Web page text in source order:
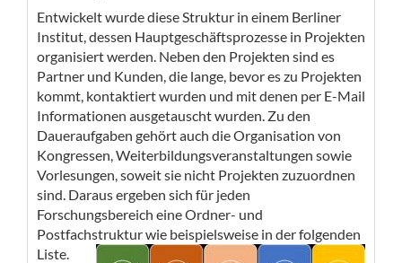
Entwickelt wurde diese Struktur in einem Berliner
Institut, dessen Hauptgeschäftsprozesse in Projekten
organisiert werden. Neben den Projekten sind es
Partner und Kunden, die lange, bevor es zu Projekten
kommt, kontaktiert wurden und mit denen per E-Mail
Informationen ausgetauscht wurden. Zu den
Daueraufgaben gehört auch die Organisation von
Kongressen, Weiterbildungsveranstaltungen sowie
Vorlesungen, soweit sie nicht Projekten zuzuordnen
sind. Daraus ergeben sich für jeden
Forschungsbereich eine Ordner- und
Postfachstruktur wie beispielsweise in der folgenden
Liste.